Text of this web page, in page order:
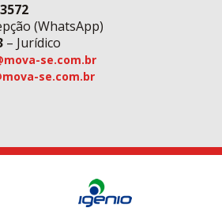
(WhatsApp)
– Jurídico
se.com.br
se.com.br